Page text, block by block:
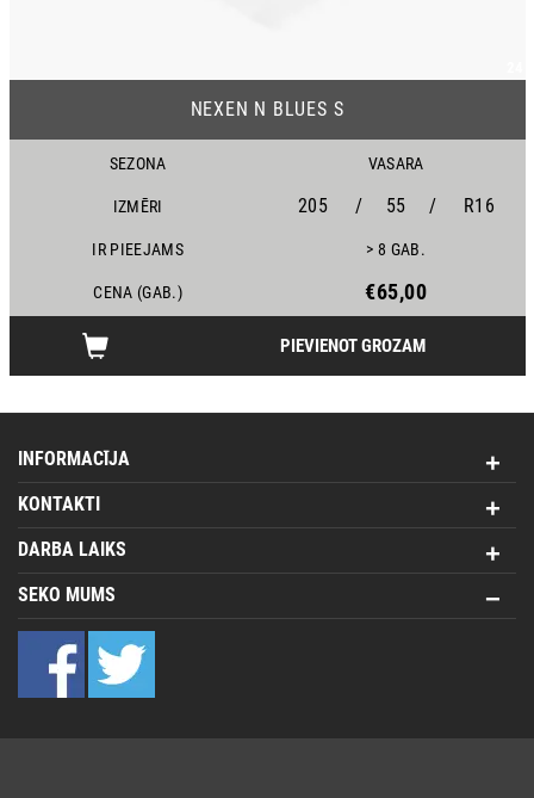
NEXEN N BLUES S
SEZONA VASARA
IZMĒRI 205 / 55 / R16
IR PIEEJAMS > 8 GAB.
CENA (GAB.) €65,00
PIEVIENOT GROZAM
INFORMACĪJA
KONTAKTI
DARBA LAIKS
SEKO MUMS